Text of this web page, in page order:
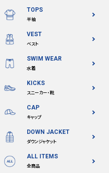
TOPS
半袖
VEST
ベスト
SWIM WEAR
水着
KICKS
スニーカー・靴
CAP
キャップ
DOWN JACKET
ダウンジャケット
ALL ITEMS
全商品